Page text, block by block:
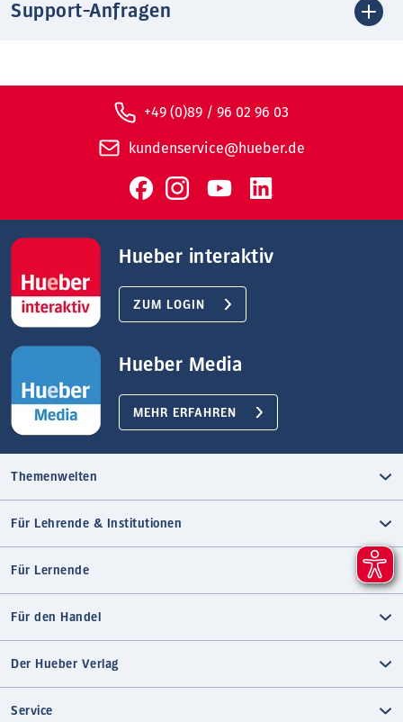
Support-Anfragen
+49 (0)89 / 96 02 96 03
kundenservice@hueber.de
Hueber interaktiv
ZUM LOGIN
Hueber Media
MEHR ERFAHREN
Themenwelten
Für Lehrende & Institutionen
Für Lernende
Für den Handel
Der Hueber Verlag
Service